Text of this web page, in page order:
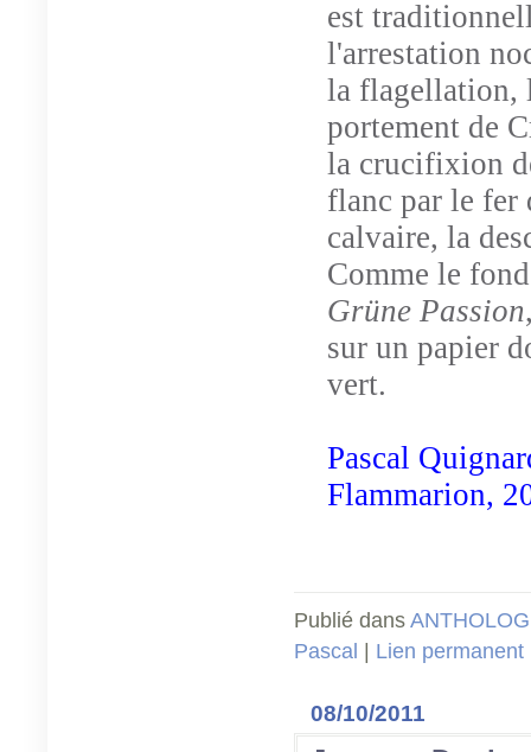
est
l'arrestation
la flagellation,
portement de
la crucifixion
flanc par le fer
calvaire, la
Comme le
Grüne Passion
sur un papier
vert.
Pascal
Flammarion,
Publié dans
Pascal | Lien permanent
08/10/2011